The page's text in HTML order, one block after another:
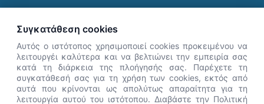
👋 Καλώς ήρθες! Είμαι η Νόησις.
Πες μου πώς μπορώ να σε βοηθήσω
Συγκατάθεση cookies
Αυτός ο ιστότοπος χρησιμοποιεί cookies προκειμένου να
λειτουργέι καλύτερα και να βελτιώνει την εμπειρία σας
κατά τη διάρκεια της πλοήγησής σας. Παρέχετε τη
συγκατάθεσή σας για τη χρήση των cookies, εκτός από
αυτά που κρίνονται ως απολύτως απαραίτητα για τη
λειτουργία αυτού του ιστότοπου. Διαβάστε την Πολιτική